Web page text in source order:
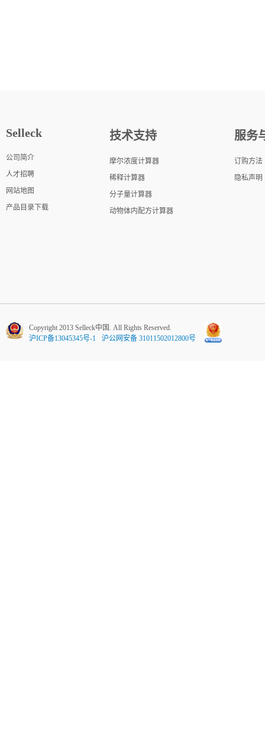
Selleck
公司简介
人才招聘
网站地图
产品目录下载
技术支持
摩尔浓度计算器
稀释计算器
分子量计算器
动物体内配方计算器
服务
订购方法
隐私声明
Copyright 2013 Selleck中国. All Rights Reserved.
沪ICP备13045345号-1
沪公网安备 31011502012800号